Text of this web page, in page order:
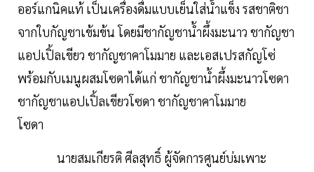
ออร์แกนิคแท้ เป็นเครื่องดื่มแบบเย็นใส่น้ำแข็ง รสชาติชา
จากใบกัญชาเข้มข้น โดยมีชากัญชาน้ำผึ้งมะนาว ชากัญชา
แอปเปิ้ลเขียว ชากัญชาคาโมมาย และเอสเปรสกัญโซ่
พร้อมกับเมนูผสมโซดาได้แก่ ชากัญชาน้ำผึ้งมะนาวโซดา
ชากัญชาแอปเปิ้ลเขียวโซดา ชากัญชาคาโมมาย
โซดา
นายสมเกียรติ ศีลสุทธิ์ ผู้จัดการศูนย์บ่มเพาะ